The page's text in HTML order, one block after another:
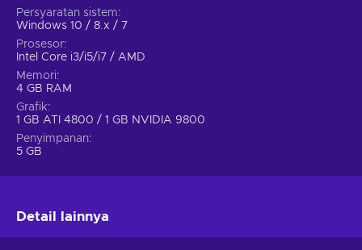
Persyaratan sistem
Windows 10 / 8.x / 7
Prosesor
Intel Core i3/i5/i7 / AMD
Memori
4 GB RAM
Grafik
1 GB ATI 4800 / 1 GB NVIDIA 9800
Penyimpanan
5 GB
Detail lainnya